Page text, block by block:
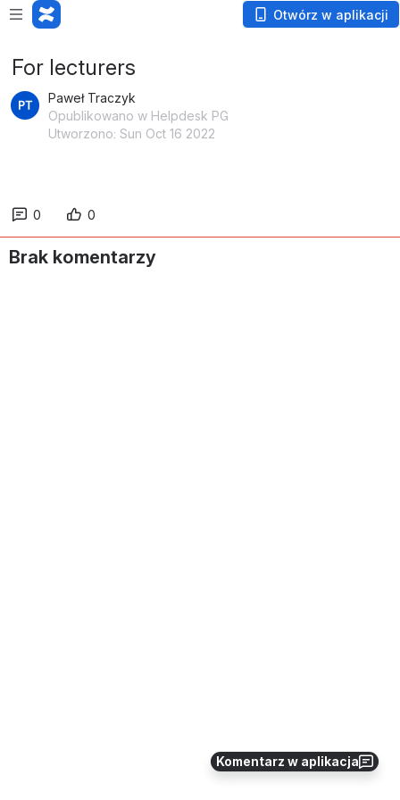
Otwórz w aplikacji
Komentarz w aplikacja
For lecturers
Paweł Traczyk
Opublikowano w Helpdesk PG
Utworzono: Sun Oct 16 2022
0 0
Brak komentarzy